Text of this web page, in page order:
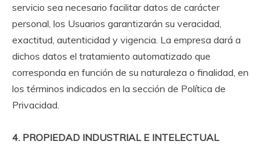
servicio sea necesario facilitar datos de carácter
personal, los Usuarios garantizarán su veracidad,
exactitud, autenticidad y vigencia. La empresa dará a
dichos datos el tratamiento automatizado que
corresponda en función de su naturaleza o finalidad, en
los términos indicados en la sección de Política de
Privacidad.
4. PROPIEDAD INDUSTRIAL E INTELECTUAL